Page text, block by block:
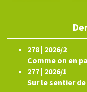
278 | 2026/2
Comme on en
277 | 2026/1
Sur le sentier